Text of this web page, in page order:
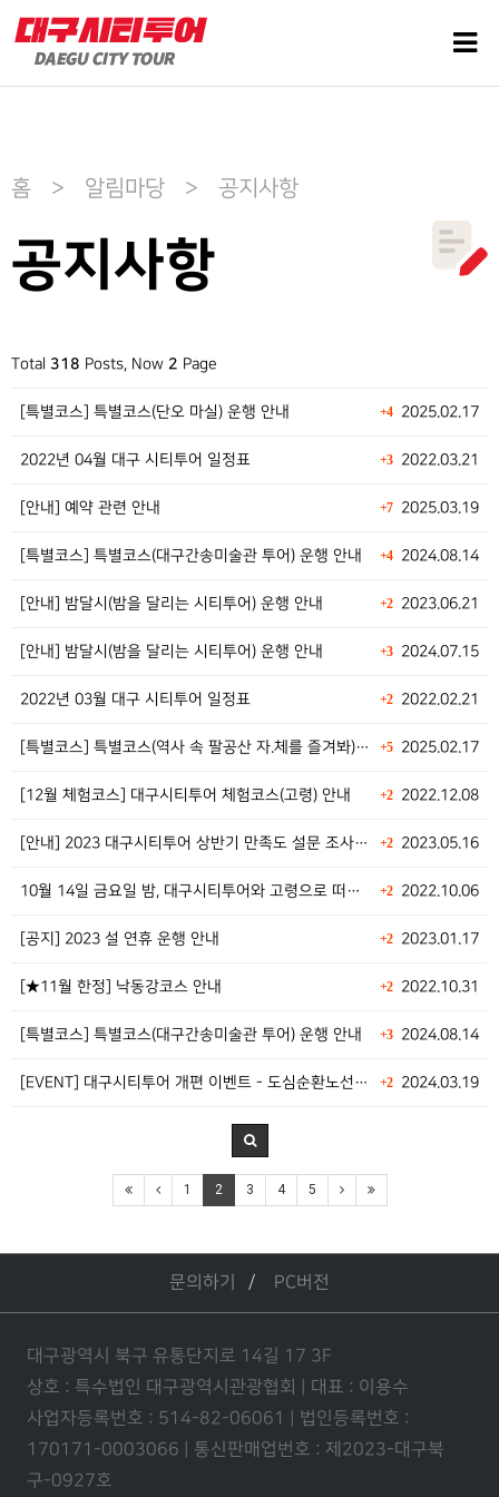
홈 > 알림마당 > 공지사항
공지사항
Total 318 Posts, Now 2 Page
+42025.02.17
[특별코스] 특별코스(단오 마실) 운행 안내
+32022.03.21
2022년 04월 대구 시티투어 일정표
+72025.03.19
[안내] 예약 관련 안내
+42024.08.14
[특별코스] 특별코스(대구간송미술관 투어) 운행 안내
+22023.06.21
[안내] 밤달시(밤을 달리는 시티투어) 운행 안내
+32024.07.15
[안내] 밤달시(밤을 달리는 시티투어) 운행 안내
+22022.02.21
2022년 03월 대구 시티투어 일정표
+52025.02.17
[특별코스] 특별코스(역사 속 팔공산 자.체를 즐겨봐)…
+22022.12.08
[12월 체험코스] 대구시티투어 체험코스(고령) 안내
+22023.05.16
[안내] 2023 대구시티투어 상반기 만족도 설문 조사…
+22022.10.06
10월 14일 금요일 밤, 대구시티투어와 고령으로 떠나…
+22023.01.17
[공지] 2023 설 연휴 운행 안내
+22022.10.31
[★11월 한정] 낙동강코스 안내
+32024.08.14
[특별코스] 특별코스(대구간송미술관 투어) 운행 안내
+22024.03.19
[EVENT] 대구시티투어 개편 이벤트 - 도심순환노선…
1 2 3 4 5
문의하기 PC버전
대구광역시 북구 유통단지로 14길 17 3F
상호 : 특수법인 대구광역시관광협회 | 대표 : 이용수
사업자등록번호 : 514-82-06061 | 법인등록번호 :
170171-0003066 | 통신판매업번호 : 제2023-대구북
구-0927호